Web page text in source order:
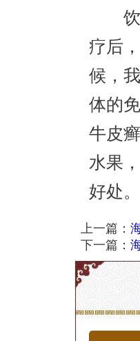
饮食
疗后
候，
体的
牛皮
水果
好处
上一篇：
下一篇：